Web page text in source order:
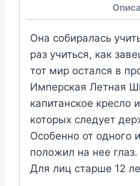
Она собиралась
раз учиться, как
тот мир остался в
Имперская Летная
капитанское кресло
которых следует
Особенно от одного
положил на нее глаз.
Для лиц старше 12